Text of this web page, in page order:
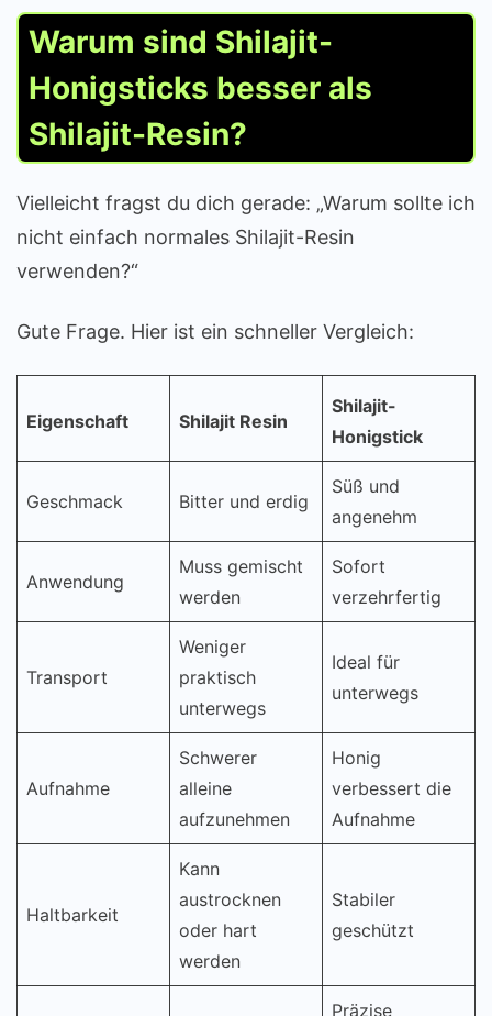
Warum sind Shilajit-
Honigsticks besser als
Shilajit-Resin?
Vielleicht fragst du dich gerade: „Warum sollte ich
nicht einfach normales Shilajit-Resin
verwenden?“
Gute Frage. Hier ist ein schneller Vergleich:
Eigenschaft Shilajit Resin
Shilajit-
Honigstick
Geschmack Bitter und erdig
Süß und
angenehm
Anwendung
Muss gemischt
werden
Sofort
verzehrfertig
Transport
Weniger
praktisch
unterwegs
Ideal für
unterwegs
Aufnahme
Schwerer
alleine
aufzunehmen
Honig
verbessert die
Aufnahme
Haltbarkeit
Kann
austrocknen
oder hart
werden
Stabiler
geschützt
Präzise